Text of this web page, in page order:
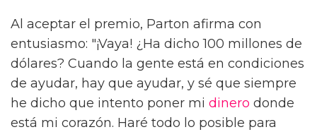
Al aceptar el premio, Parton afirma con
entusiasmo: "¡Vaya! ¿Ha dicho 100 millones de
dólares? Cuando la gente está en condiciones
de ayudar, hay que ayudar, y sé que siempre
he dicho que intento poner mi dinero donde
está mi corazón. Haré todo lo posible para